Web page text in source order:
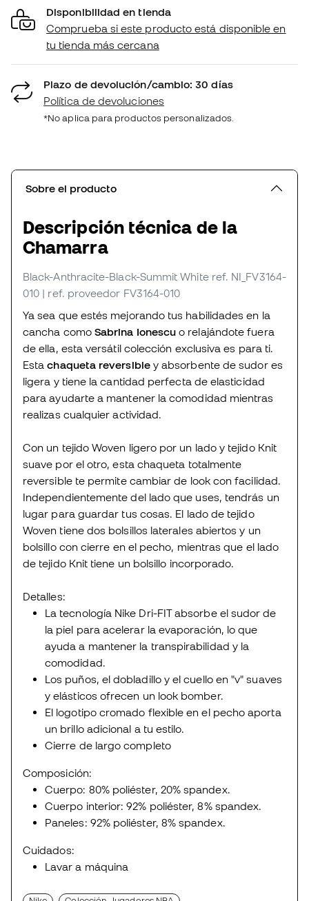
Disponibilidad en tienda
Comprueba si este producto está disponible en
tu tienda más cercana
Plazo de devolución/cambio: 30 días
Política de devoluciones
*No aplica para productos personalizados.
Sobre el producto
Descripción técnica de la
Chamarra
Black-Anthracite-Black-Summit White ref. NI_FV3164-
010 | ref. proveedor FV3164-010
Ya sea que estés mejorando tus habilidades en la
cancha como Sabrina Ionescu o relajándote fuera
de ella, esta versátil colección exclusiva es para ti.
Estachaqueta reversibley absorbente de sudor es
ligera y tiene la cantidad perfecta de elasticidad
para ayudarte a mantener la comodidad mientras
realizas cualquier actividad.
Con un tejido Woven ligero por un lado y tejido Knit
suave por el otro, esta chaqueta totalmente
reversible te permite cambiar de look con facilidad.
Independientemente del lado que uses, tendrás un
lugar para guardar tus cosas. El lado de tejido
Woven tiene dos bolsillos laterales abiertos y un
bolsillo con cierre en el pecho, mientras que el lado
de tejido Knit tiene un bolsillo incorporado.
Detalles:
La tecnología Nike Dri-FIT absorbe el sudor de
la piel para acelerar la evaporación, lo que
ayuda a mantener la transpirabilidad y la
comodidad.
Los puños, el dobladillo y el cuello en "v" suaves
y elásticos ofrecen un look bomber.
El logotipo cromado flexible en el pecho aporta
un brillo adicional a tu estilo.
Cierre de largo completo
Composición:
Cuerpo: 80% poliéster, 20% spandex.
Cuerpo interior: 92% poliéster, 8% spandex.
Paneles: 92% poliéster, 8% spandex.
Cuidados:
Lavar a máquina